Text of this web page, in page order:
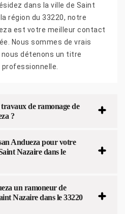
dans la ville de Saint
région du 33220, notre
est votre meilleur contact
Nous sommes de vrais
détenons un titre
de ramonage de
?
Andueza pour votre
Nazaire dans le
un ramoneur de
Nazaire dans le 33220